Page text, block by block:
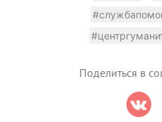
Поделиться в